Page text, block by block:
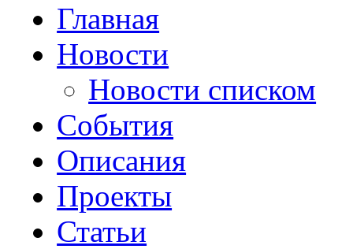
Главная
Новости
Новости списком
События
Описания
Проекты
Статьи